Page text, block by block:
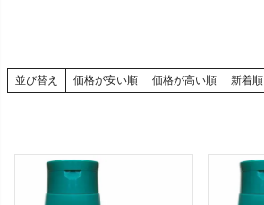
並び替え 価格が安い順 価格が高い順 新着順